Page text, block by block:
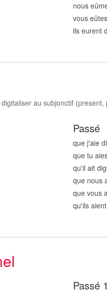
nous
vous
ils eurent
au subjonctif
Passé
que j'aie
que tu
qu'il ait
que nous
que vous
qu'ils
Passé